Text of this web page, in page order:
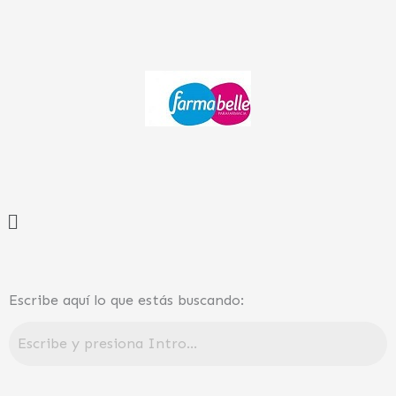
Menú
Escribe aquí lo que estás buscando: